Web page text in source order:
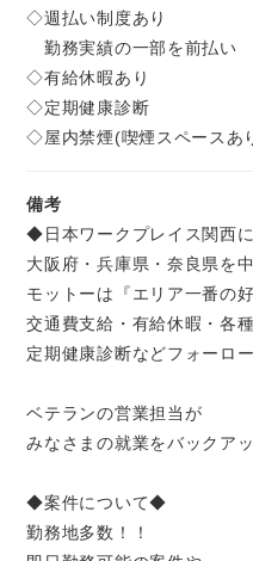
◇週払い制度あり
勤務実績の一部を前払い
◇有給休暇あり
◇定期健康診断
◇屋内禁煙(喫煙スペースあ
備考
◆日本ワークプレイス関西
大阪府・兵庫県・奈良県を
モットーは『エリア一番の
交通費支給・有給休暇・各
定期健康診断などフォーロ
ベテランの営業担当が
みなさまの就業をバックア
◆案件について◆
勤務地多数！！